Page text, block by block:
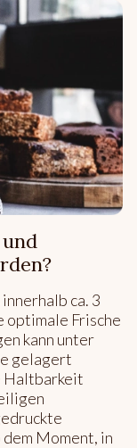
ca. 3
optimale Frische
kann unter
gelagert
Haltbarkeit
Moment, in